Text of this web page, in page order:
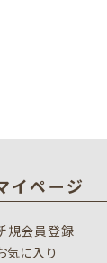
イページ
規会員登録
気に入り